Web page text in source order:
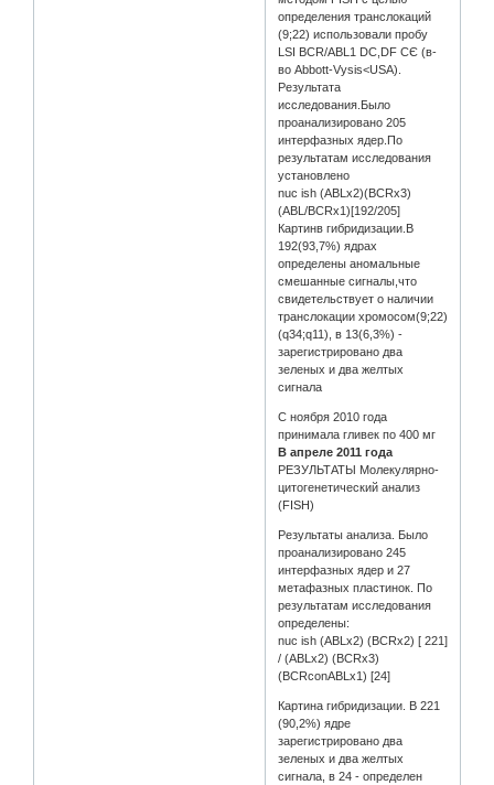
определения транслокаций
(9;22) использовали пробу
LSI BCR/ABL1 DC,DF CЄ (в-
во Abbott-Vysis<USA).
Результата
исследования.Было
проанализировано 205
интерфазных ядер.По
результатам исследования
установлено
nuc ish (ABLx2)(BCRx3)
(ABL/BCRx1)[192/205]
Картинв гибридизации.В
192(93,7%) ядрах
определены аномальные
смешанные сигналы,что
свидетельствует о наличии
транслокации хромосом(9;22)
(q34;q11), в 13(6,3%) -
зарегистрировано два
зеленых и два желтых
сигнала
С ноября 2010 года
принимала гливек по 400 мг
В апреле 2011 года
РЕЗУЛЬТАТЫ Молекулярно-
цитогенетический анализ
(FISH)
Результаты анализа. Было
проанализировано 245
интерфазных ядер и 27
метафазных пластинок. По
результатам исследования
определены:
nuc ish (ABLx2) (BCRx2) [ 221]
/ (ABLx2) (BCRx3)
(BCRconABLx1) [24]
Картина гибридизации. В 221
(90,2%) ядре
зарегистрировано два
зеленых и два желтых
сигнала, в 24 - определен